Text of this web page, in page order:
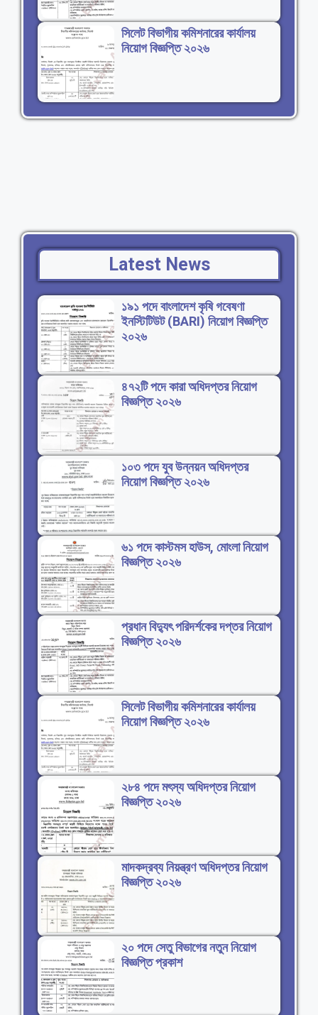
সিলেট বিভাগীয় কমিশনারের কার্যালয়
নিয়োগ বিজ্ঞপ্তি ২০২৬
Latest News
১৯১ পদে বাংলাদেশ কৃষি গবেষণা
ইনস্টিটিউট (BARI) নিয়োগ বিজ্ঞপ্তি
২০২৬
৪৭২টি পদে কারা অধিদপ্তর নিয়োগ
বিজ্ঞপ্তি ২০২৬
১০৩ পদে যুব উন্নয়ন অধিদপ্তর
নিয়োগ বিজ্ঞপ্তি ২০২৬
৬১ পদে কাস্টমস হাউস, মোংলা নিয়োগ
বিজ্ঞপ্তি ২০২৬
প্রধান বিদ্যুৎ পরিদর্শকের দপ্তর নিয়োগ
বিজ্ঞপ্তি ২০২৬
সিলেট বিভাগীয় কমিশনারের কার্যালয়
নিয়োগ বিজ্ঞপ্তি ২০২৬
২৮৪ পদে মৎস্য অধিদপ্তর নিয়োগ
বিজ্ঞপ্তি ২০২৬
মাদকদ্রব্য নিয়ন্ত্রণ অধিদপ্তর নিয়োগ
বিজ্ঞপ্তি ২০২৬
২০ পদে সেতু বিভাগের নতুন নিয়োগ
বিজ্ঞপ্তি প্রকাশ